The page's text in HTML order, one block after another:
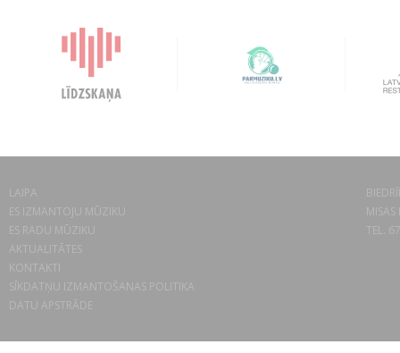
LAIPA
ES IZMANTOJU MŪZIKU
ES RADU MŪZIKU
AKTUALITĀTES
KONTAKTI
SĪKDATŅU IZMANTOŠANAS POLITIKA
DATU APSTRĀDE
TEL.